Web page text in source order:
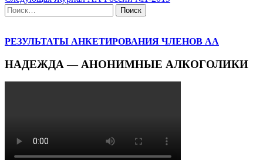
по
записям
запись
Найти:
РЕЗУЛЬТАТЫ АНКЕТИРОВАНИЯ ЧЛЕНОВ АА
НАДЕЖДА — АНОНИМНЫЕ АЛКОГОЛИКИ